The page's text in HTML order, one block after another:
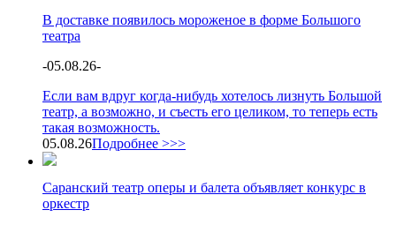
В доставке появилось мороженое в форме Большого
театра
-05.08.26-
Если вам вдруг когда-нибудь хотелось лизнуть Большой
театр, а возможно, и съесть его целиком, то теперь есть
такая возможность.
05.08.26Подробнее >>>
Саранский театр оперы и балета объявляет конкурс в
оркестр